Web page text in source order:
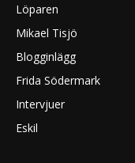
Löparen
Mikael Tisjö
Blogginlägg
Frida Södermark
Intervjuer
Eskil